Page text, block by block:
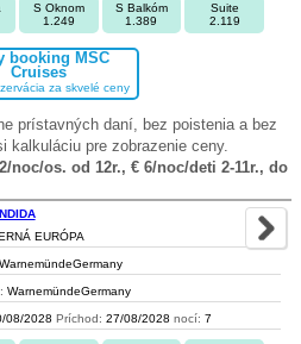
S Oknom
1.249
S Balkóm
1.389
Suite
2.119
booking MSC
Cruises
za skvelé ceny
prístavných daní, bez poistenia a bez
kalkuláciu pre zobrazenie ceny.
noc/os. od 12r., € 6/noc/deti 2-11r., do
EURÓPA
WarnemündeGermany
WarnemündeGermany
08/2028 Príchod: 27/08/2028 nocí: 7